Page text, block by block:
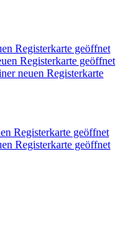
Registerkarte geöffnet
Registerkarte geöffnet
neuen Registerkarte
Registerkarte geöffnet
Registerkarte geöffnet